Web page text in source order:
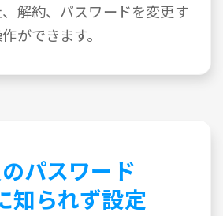
解約、パスワードを変更す
ができます。
パスワード
知られず設定